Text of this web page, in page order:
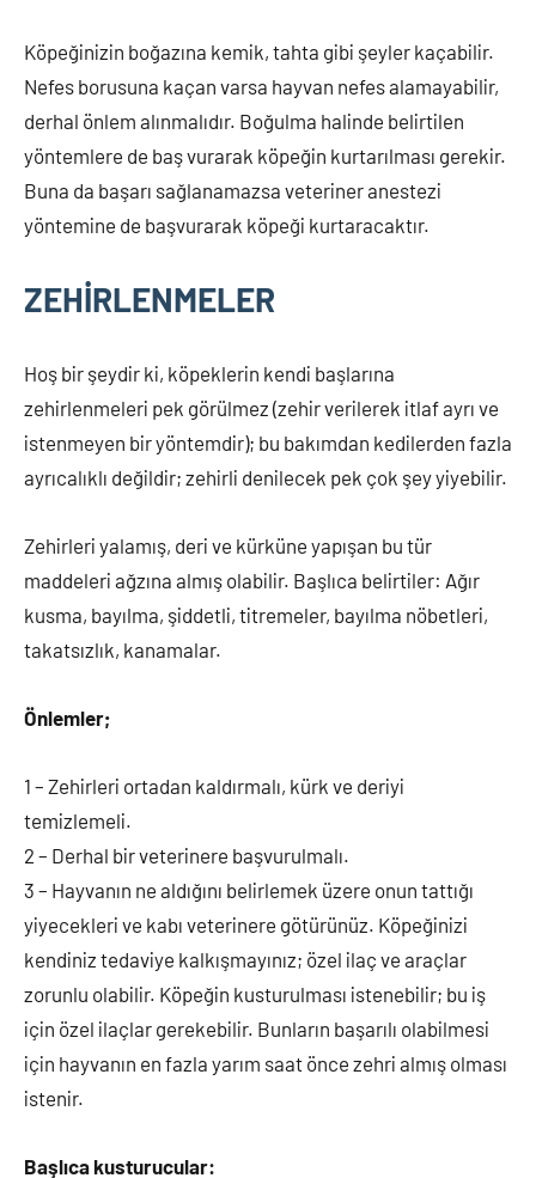
Köpeğinizin boğazına kemik, tahta gibi şeyler kaçabilir.
Nefes borusuna kaçan varsa hayvan nefes alamayabilir,
derhal önlem alınmalıdır. Boğulma halinde belirtilen
yöntemlere de baş vurarak köpeğin kurtarılması gerekir.
Buna da başarı sağlanamazsa veteriner anestezi
yöntemine de başvurarak köpeği kurtaracaktır.
ZEHİRLENMELER
Hoş bir şeydir ki, köpeklerin kendi başlarına
zehirlenmeleri pek görülmez (zehir verilerek itlaf ayrı ve
istenmeyen bir yöntemdir); bu bakımdan kedilerden fazla
ayrıcalıklı değildir; zehirli denilecek pek çok şey yiyebilir.
Zehirleri yalamış, deri ve kürküne yapışan bu tür
maddeleri ağzına almış olabilir. Başlıca belirtiler: Ağır
kusma, bayılma, şiddetli, titremeler, bayılma nöbetleri,
takatsızlık, kanamalar.
Önlemler;
1 – Zehirleri ortadan kaldırmalı, kürk ve deriyi
temizlemeli.
2 – Derhal bir veterinere başvurulmalı.
3 – Hayvanın ne aldığını belirlemek üzere onun tattığı
yiyecekleri ve kabı veterinere götürünüz. Köpeğinizi
kendiniz tedaviye kalkışmayınız; özel ilaç ve araçlar
zorunlu olabilir. Köpeğin kusturulması istenebilir; bu iş
için özel ilaçlar gerekebilir. Bunların başarılı olabilmesi
için hayvanın en fazla yarım saat önce zehri almış olması
istenir.
Başlıca kusturucular: